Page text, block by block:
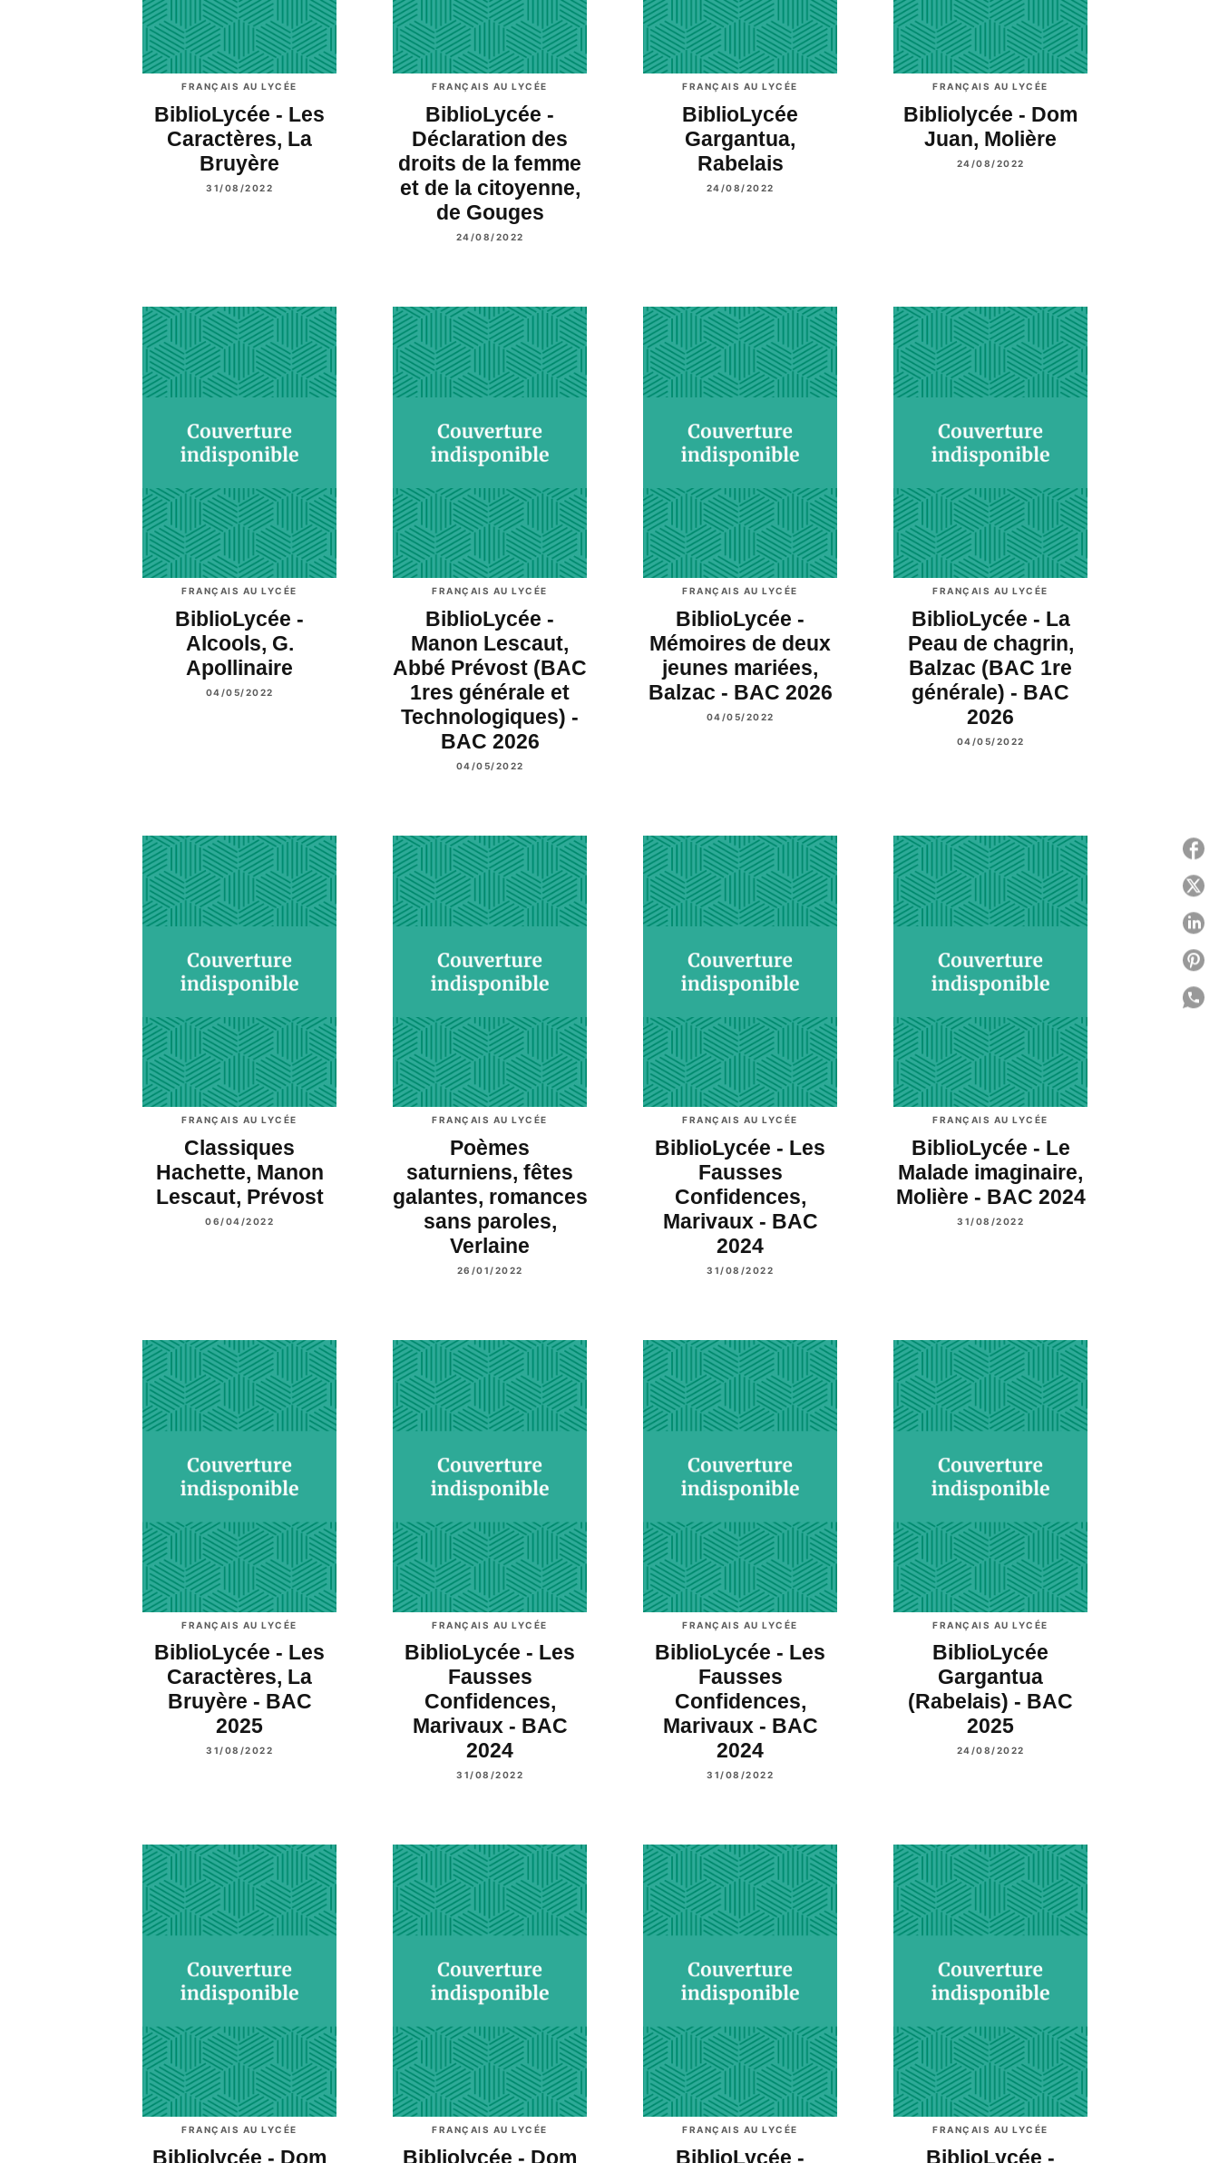
FRANÇAIS AU LYCÉE
BiblioLycée - Les
Caractères, La
Bruyère
31/08/2022
FRANÇAIS AU LYCÉE
BiblioLycée -
Déclaration des
droits de la femme
et de la citoyenne,
de Gouges
24/08/2022
FRANÇAIS AU LYCÉE
BiblioLycée
Gargantua,
Rabelais
24/08/2022
FRANÇAIS AU LYCÉE
Bibliolycée - Dom
Juan, Molière
24/08/2022
FRANÇAIS AU LYCÉE
BiblioLycée -
Alcools, G.
Apollinaire
04/05/2022
FRANÇAIS AU LYCÉE
BiblioLycée -
Manon Lescaut,
Abbé Prévost (BAC
1res générale et
Technologiques) -
BAC 2026
04/05/2022
FRANÇAIS AU LYCÉE
BiblioLycée -
Mémoires de deux
jeunes mariées,
Balzac - BAC 2026
04/05/2022
FRANÇAIS AU LYCÉE
BiblioLycée - La
Peau de chagrin,
Balzac (BAC 1re
générale) - BAC
2026
04/05/2022
FRANÇAIS AU LYCÉE
Classiques
Hachette, Manon
Lescaut, Prévost
06/04/2022
FRANÇAIS AU LYCÉE
Poèmes
saturniens, fêtes
galantes, romances
sans paroles,
Verlaine
26/01/2022
FRANÇAIS AU LYCÉE
BiblioLycée - Les
Fausses
Confidences,
Marivaux - BAC
2024
31/08/2022
FRANÇAIS AU LYCÉE
BiblioLycée - Le
Malade imaginaire,
Molière - BAC 2024
31/08/2022
FRANÇAIS AU LYCÉE
BiblioLycée - Les
Caractères, La
Bruyère - BAC
2025
31/08/2022
FRANÇAIS AU LYCÉE
BiblioLycée - Les
Fausses
Confidences,
Marivaux - BAC
2024
31/08/2022
FRANÇAIS AU LYCÉE
BiblioLycée - Les
Fausses
Confidences,
Marivaux - BAC
2024
31/08/2022
FRANÇAIS AU LYCÉE
BiblioLycée
Gargantua
(Rabelais) - BAC
2025
24/08/2022
FRANÇAIS AU LYCÉE
Bibliolycée - Dom
FRANÇAIS AU LYCÉE
Bibliolycée - Dom
FRANÇAIS AU LYCÉE
BiblioLycée -
FRANÇAIS AU LYCÉE
BiblioLycée -